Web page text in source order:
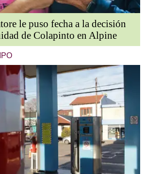
le puso fecha a la decisión
de Colapinto en Alpine